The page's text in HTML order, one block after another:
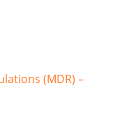
(MDR) –